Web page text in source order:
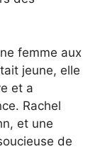
femme aux
jeune, elle
et a
Rachel
et une
de